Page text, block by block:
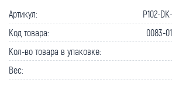
Артикул:
P102-
Код товара:
0083-
Кол-во товара в упаковке:
Вес: